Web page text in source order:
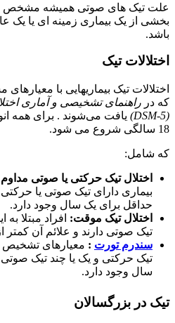
علت تیک های صوتی همیشه مشخص
بخشی از یک بیماری زمینه ای یا یک
باشد.
اختلالات تیک
اختلالات تیک بیماریهایی با
که در راهنمای تشخیصی و آماری
(DSM-5)
یافت می‌شوند . برای همه
18 سالگی شروع می شود.
که شامل:
اختلال تیک حرکتی یا صوتی
بیماری دارای تیک صوتی یا
حداقل برای یک سال وجود دارد.
اختلال تیک موقت: افراد مبتلا
تیک صوتی دارند و علائم آن
سندرم تورت : معیارهای تشخیص
تیک حرکتی و یک یا چند تیک
سال وجود دارد.
تیک در بزرگسالان